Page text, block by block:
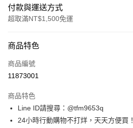
付款與運送方式
超取滿NT$1,500免運
信用卡一次付款
超商取貨付款
Apple Pay
街口支付
商品特色
商品編號
11873001
商品特色
Line ID請搜尋：@tfm9653q
24小時行動購物不打烊，天天方便買！